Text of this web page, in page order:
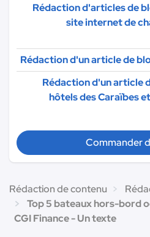
Rédaction d'articles de
site internet de
Rédaction d'un article de
Rédaction d'un article
hôtels des Caraïbes
Commander
Rédaction de contenu
Top 5 bateaux hors-bord
CGI Finance - Un texte